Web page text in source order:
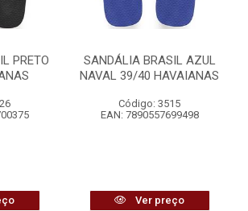
PRETO
SANDÁLIA BRASIL AZUL
NAVAL 39/40 HAVAIANAS
Código: 3515
EAN: 7890557699498
Ver preço